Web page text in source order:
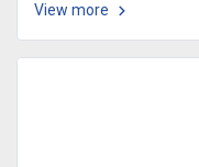
View more